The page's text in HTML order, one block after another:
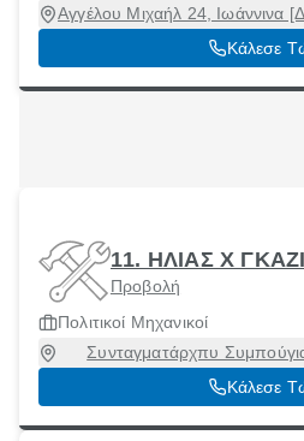
Αγγέλου Μιχαήλ 24, Ιωάννινα
Κάλεσε
11. ΗΛΙΑΣ Χ
Προβολή
Πολιτικοί Μηχανικοί
Συνταγματάρχπυ
Κάλεσε